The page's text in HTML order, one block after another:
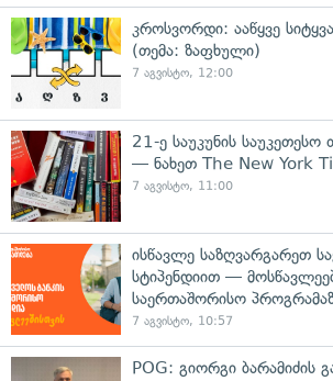
კროსვორდი: ააწყვე
(თემა: ზაფხული)
7 აგვისტო, 12:00
21-ე საუკუნის
— ნახეთ The New York
7 აგვისტო, 11:00
ისწავლე საზღვარგარეთ
სტიპენდიით —
საერთაშორისო
7 აგვისტო, 10:57
POG: გიორგი ბარამიძის